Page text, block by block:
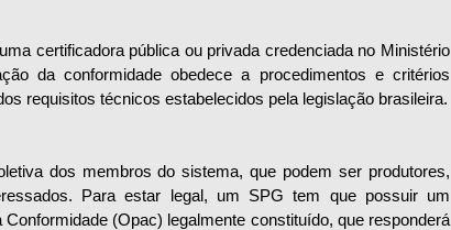
certificadora pública ou privada credenciada no Ministério
da conformidade obedece a procedimentos e critérios
requisitos técnicos estabelecidos pela legislação brasileira.
dos membros do sistema, que podem ser produtores,
Para estar legal, um SPG tem que possuir um
(Opac) legalmente constituído, que responderá